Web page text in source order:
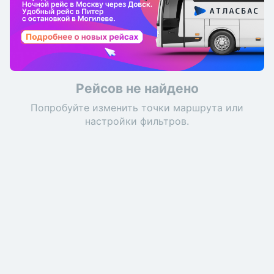
Рейсов не найдено
Попробуйте изменить точки маршрута или
настройки фильтров.